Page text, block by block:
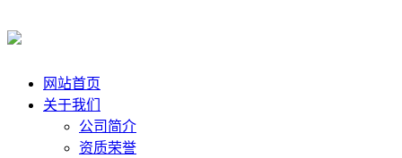
网站首页
关于我们
公司简介
资质荣誉